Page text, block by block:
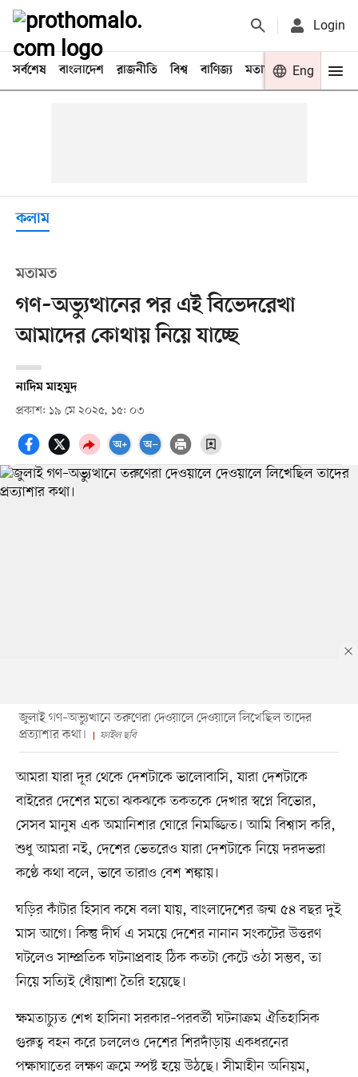
Login
সর্বশেষ বাংলাদেশ রাজনীতি বিশ্ব বাণিজ্য মতামত খেলা
Eng
কলাম
মতামত
গণ–অভ্যুত্থানের পর এই বিভেদরেখা
আমাদের কোথায় নিয়ে যাচ্ছে
নাদিম মাহমুদ
প্রকাশ: ১৯ মে ২০২৫, ১৫: ০৩
জুলাই গণ–অভ্যুত্থানে তরুণেরা দেওয়ালে দেওয়ালে লিখেছিল তাদের
প্রত্যাশার কথা।
ফাইল ছবি
আমরা যারা দূর থেকে দেশটাকে ভালোবাসি, যারা দেশটাকে
বাইরের দেশের মতো ঝকঝকে তকতকে দেখার স্বপ্নে বিভোর,
সেসব মানুষ এক অমানিশার ঘোরে নিমজ্জিত। আমি বিশ্বাস করি,
শুধু আমরা নই, দেশের ভেতরেও যারা দেশটাকে নিয়ে দরদভরা
কণ্ঠে কথা বলে, ভাবে তারাও বেশ শঙ্কায়।
ঘড়ির কাঁটার হিসাব কষে বলা যায়, বাংলাদেশের জন্ম ৫৪ বছর দুই
মাস আগে। কিন্তু দীর্ঘ এ সময়ে দেশের নানান সংকটের উত্তরণ
ঘটলেও সাম্প্রতিক ঘটনাপ্রবাহ ঠিক কতটা কেটে ওঠা সম্ভব, তা
নিয়ে সত্যিই ধোঁয়াশা তৈরি হয়েছে।
ক্ষমতাচ্যুত শেখ হাসিনা সরকার–পরবর্তী ঘটনাক্রম ঐতিহাসিক
গুরুত্ব বহন করে চললেও দেশের শিরদাঁড়ায় একধরনের
পক্ষাঘাতের লক্ষণ ক্রমে স্পষ্ট হয়ে উঠছে। সীমাহীন অনিয়ম,